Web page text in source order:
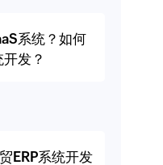
系统？如何
发？
ERP系统开发